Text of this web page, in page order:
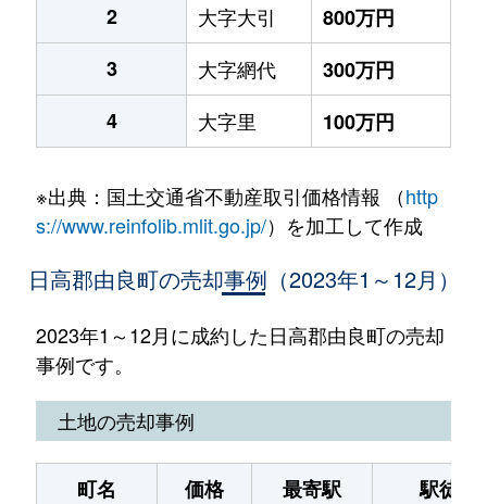
2
大字大引
800万円
3
大字網代
300万円
4
大字里 100万円
※出典：国土交通省不動産取引価格情報 （http
s://www.reinfolib.mlit.go.jp/）を加工して作成
日高郡由良町の売却事例（2023年1～12月）
2023年1～12月に成約した日高郡由良町の売却
事例です。
土地の売却事例
町名 価格 最寄駅
駅徒歩